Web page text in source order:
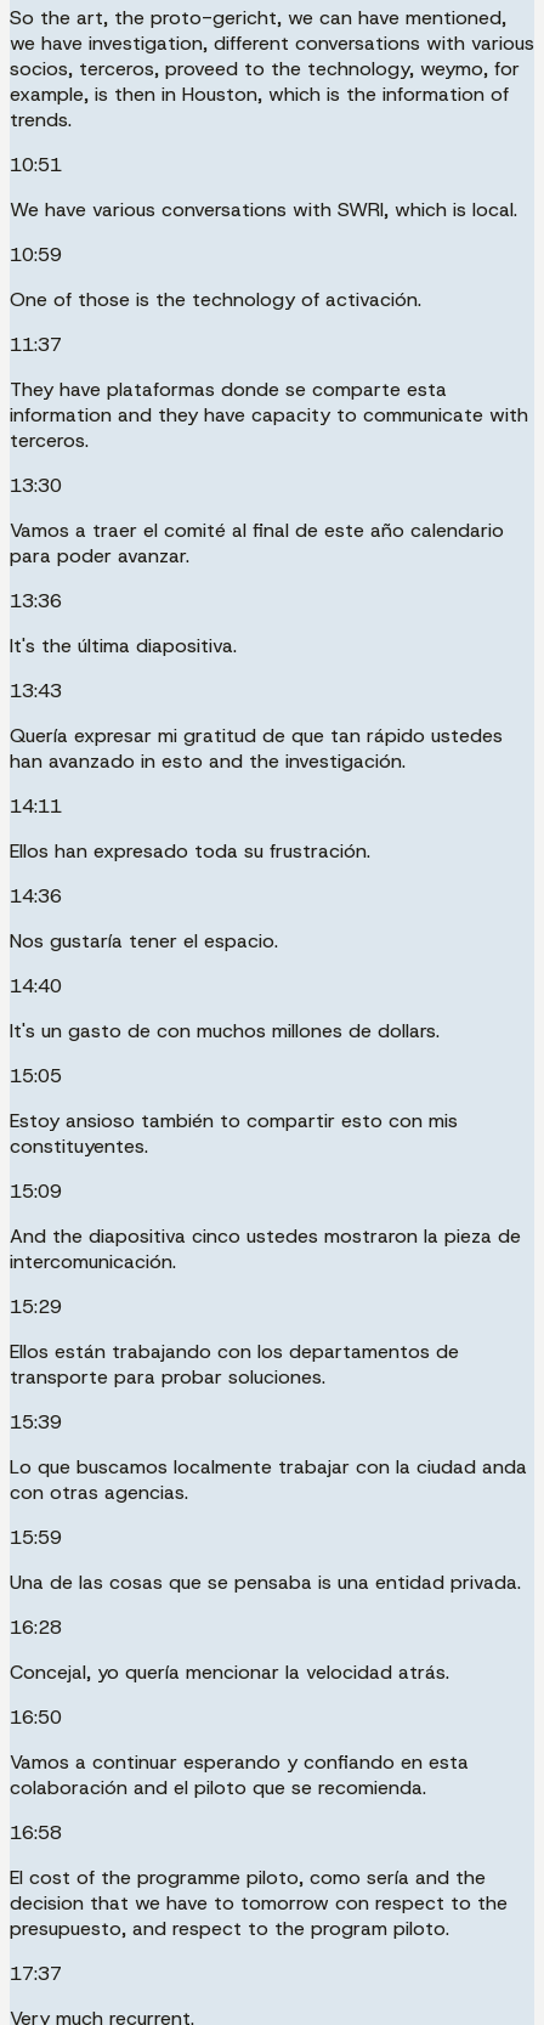
So the art, the proto-gericht, we can have mentioned,
we have investigation, different conversations with various
socios, terceros, proveed to the technology, weymo, for
example, is then in Houston, which is the information of
trends.
10:51
We have various conversations with SWRI, which is local.
10:59
One of those is the technology of activación.
11:37
They have plataformas donde se comparte esta
information and they have capacity to communicate with
terceros.
13:30
Vamos a traer el comité al final de este año calendario
para poder avanzar.
13:36
It's the última diapositiva.
13:43
Quería expresar mi gratitud de que tan rápido ustedes
han avanzado in esto and the investigación.
14:11
Ellos han expresado toda su frustración.
14:36
Nos gustaría tener el espacio.
14:40
It's un gasto de con muchos millones de dollars.
15:05
Estoy ansioso también to compartir esto con mis
constituyentes.
15:09
And the diapositiva cinco ustedes mostraron la pieza de
intercomunicación.
15:29
Ellos están trabajando con los departamentos de
transporte para probar soluciones.
15:39
Lo que buscamos localmente trabajar con la ciudad anda
con otras agencias.
15:59
Una de las cosas que se pensaba is una entidad privada.
16:28
Concejal, yo quería mencionar la velocidad atrás.
16:50
Vamos a continuar esperando y confiando en esta
colaboración and el piloto que se recomienda.
16:58
El cost of the programme piloto, como sería and the
decision that we have to tomorrow con respect to the
presupuesto, and respect to the program piloto.
17:37
Very much recurrent.